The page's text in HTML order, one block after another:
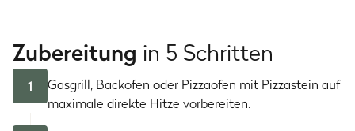
Zubereitung in 5 Schritten
1
Gasgrill, Backofen oder Pizzaofen mit Pizzastein auf
maximale direkte Hitze vorbereiten.